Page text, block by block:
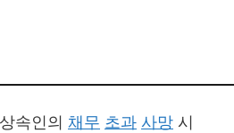
속인의 채무 초과 사망 시